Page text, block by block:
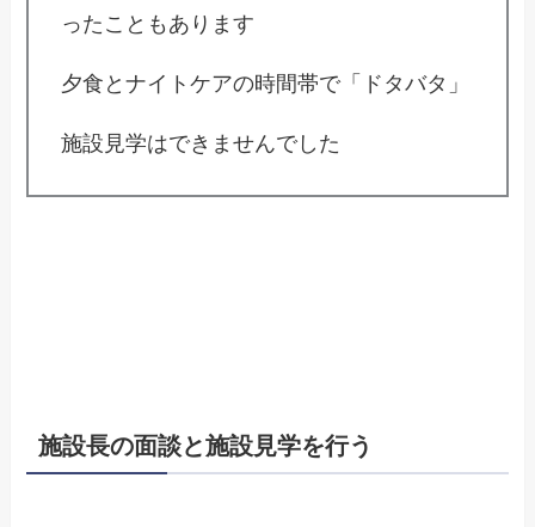
ったこともあります
夕食とナイトケアの時間帯で「ドタバタ」
施設見学はできませんでした
施設長の面談と施設見学を行う